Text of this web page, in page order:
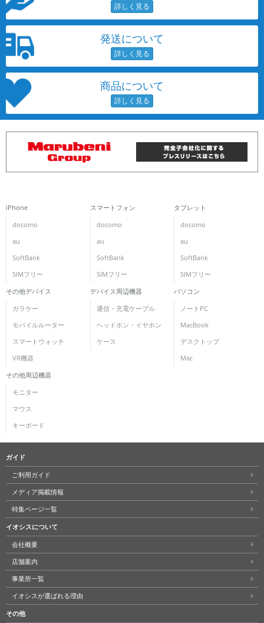
発送について
商品について
iPhone
docomo
au
SoftBank
SIMフリー
スマートフォン
docomo
au
SoftBank
SIMフリー
タブレット
docomo
au
SoftBank
SIMフリー
その他デバイス
ガラケー
モバイルルーター
スマートウォッチ
VR機器
デバイス周辺機器
通信・充電ケーブル
ヘッドホン・イヤホン
ケース
パソコン
ノートPC
MacBook
デスクトップ
Mac
その他周辺機器
モニター
マウス
キーボード
ガイド
ご利用ガイド
メディア掲載情報
特集ページ一覧
イオシスについて
会社概要
店舗案内
事業所一覧
イオシスが選ばれる理由
その他